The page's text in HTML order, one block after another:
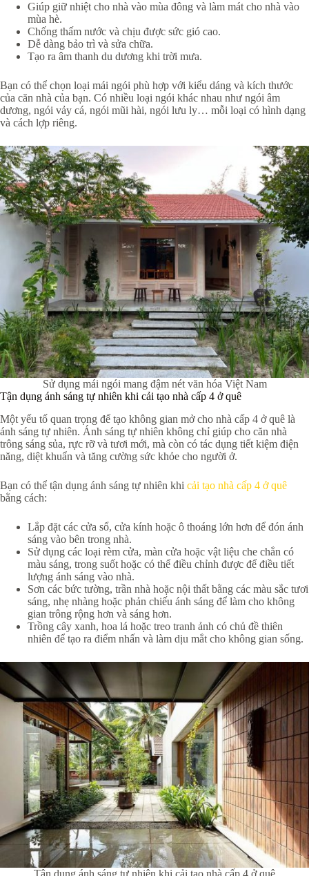
Giúp giữ nhiệt cho nhà vào mùa đông và làm mát cho nhà vào
mùa hè.
Chống thấm nước và chịu được sức gió cao.
Dễ dàng bảo trì và sửa chữa.
Tạo ra âm thanh du dương khi trời mưa.
Bạn có thể chọn loại mái ngói phù hợp với kiểu dáng và kích thước
của căn nhà của bạn. Có nhiều loại ngói khác nhau như ngói âm
dương, ngói vảy cá, ngói mũi hài, ngói lưu ly… mỗi loại có hình dạng
và cách lợp riêng.
Sử dụng mái ngói mang đậm nét văn hóa Việt Nam
Tận dụng ánh sáng tự nhiên khi cải tạo nhà cấp 4 ở quê
Một yếu tố quan trọng để tạo không gian mở cho nhà cấp 4 ở quê là
ánh sáng tự nhiên. Ánh sáng tự nhiên không chỉ giúp cho căn nhà
trông sáng sủa, rực rỡ và tươi mới, mà còn có tác dụng tiết kiệm điện
năng, diệt khuẩn và tăng cường sức khỏe cho người ở.
Bạn có thể tận dụng ánh sáng tự nhiên khi cải tạo nhà cấp 4 ở quê
bằng cách:
Lắp đặt các cửa sổ, cửa kính hoặc ô thoáng lớn hơn để đón ánh
sáng vào bên trong nhà.
Sử dụng các loại rèm cửa, màn cửa hoặc vật liệu che chắn có
màu sáng, trong suốt hoặc có thể điều chỉnh được để điều tiết
lượng ánh sáng vào nhà.
Sơn các bức tường, trần nhà hoặc nội thất bằng các màu sắc tươi
sáng, nhẹ nhàng hoặc phản chiếu ánh sáng để làm cho không
gian trông rộng hơn và sáng hơn.
Trồng cây xanh, hoa lá hoặc treo tranh ảnh có chủ đề thiên
nhiên để tạo ra điểm nhấn và làm dịu mắt cho không gian sống.